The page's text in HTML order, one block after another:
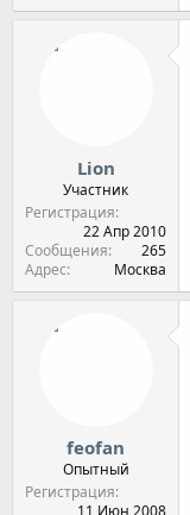
Lion
Участник
Регистрация
22 Апр 2010
Сообщения
265
Адрес
Москва
feofan
Опытный
Регистрация
11 Июн 2008